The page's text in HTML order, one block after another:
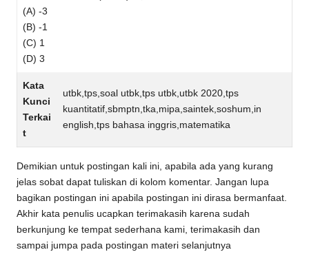
(A) -3
(B) -1
(C) 1
(D) 3
Kata
Kunci
Terkai
t
utbk,tps,soal utbk,tps utbk,utbk 2020,tps
kuantitatif,sbmptn,tka,mipa,saintek,soshum,in
english,tps bahasa inggris,matematika
Demikian untuk postingan kali ini, apabila ada yang kurang
jelas sobat dapat tuliskan di kolom komentar. Jangan lupa
bagikan postingan ini apabila postingan ini dirasa bermanfaat.
Akhir kata penulis ucapkan terimakasih karena sudah
berkunjung ke tempat sederhana kami, terimakasih dan
sampai jumpa pada postingan materi selanjutnya